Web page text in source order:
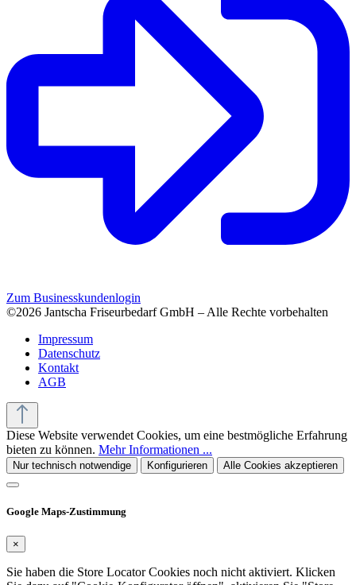
Zum Businesskundenlogin
©2026 Jantscha Friseurbedarf GmbH – Alle Rechte vorbehalten
Impressum
Datenschutz
Kontakt
AGB
Diese Website verwendet Cookies, um eine bestmögliche Erfahrung
bieten zu können. Mehr Informationen ...
Nur technisch notwendige Konfigurieren Alle Cookies akzeptieren
Google Maps-Zustimmung
×
Sie haben die Store Locator Cookies noch nicht aktiviert. Klicken